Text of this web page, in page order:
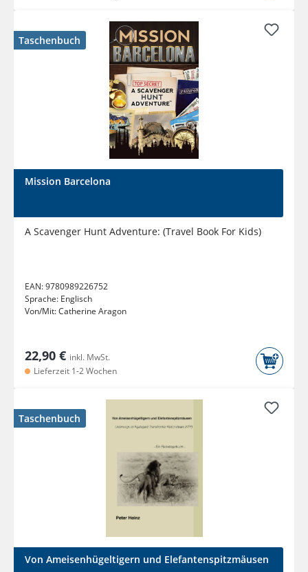
Taschenbuch
Mission Barcelona
A Scavenger Hunt Adventure: (Travel Book For Kids)
EAN:9780989226752
Sprache: Englisch
Von/Mit:Catherine Aragon
22,90 € inkl. MwSt.
Lieferzeit 1-2 Wochen
Taschenbuch
Von Ameisenhügeltigern und Elefantenspitzmäusen